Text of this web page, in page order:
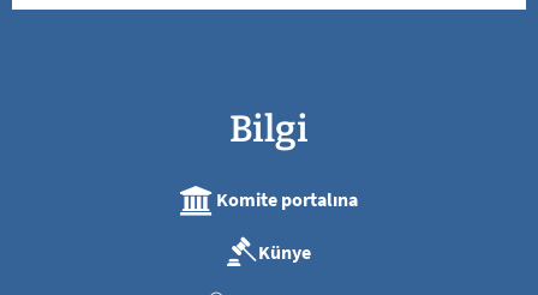
Bilgi
Komite portalına
Künye